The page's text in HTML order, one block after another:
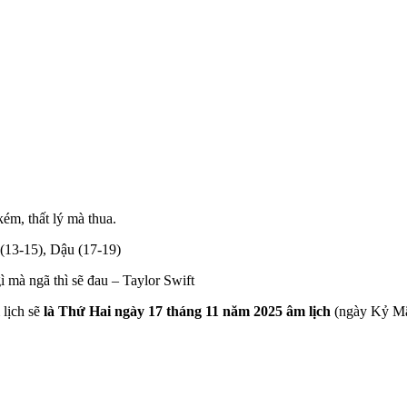
thất lý mà thua.
15), Dậu (17-19)
ngã thì sẽ đau – Taylor Swift
sẽ là Thứ Hai ngày 17 tháng 11 năm 2025 âm lịch (ngày Kỷ